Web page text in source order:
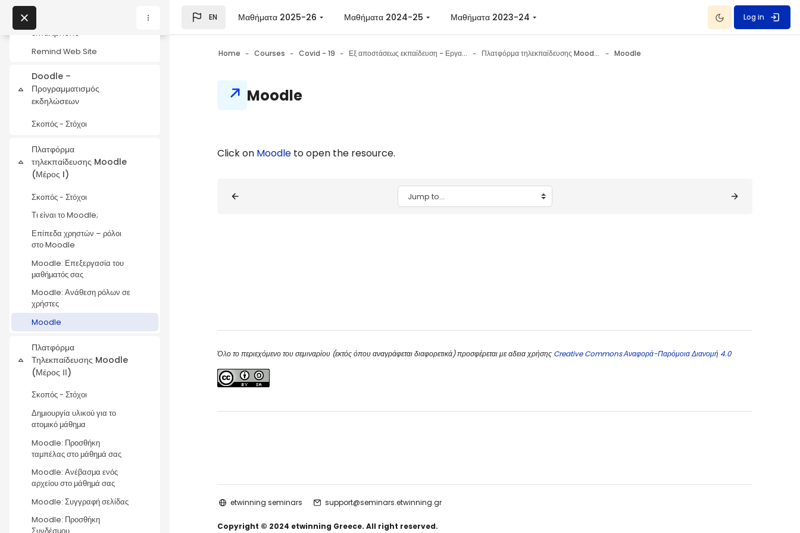
BlocksMy Courses
Blocks
Οδηγίες εγκατάστασης και
smartphone
Remind Web Site
Collapse
Doodle –
Προγραμματισμός
εκδηλώσεων
Σκοπός - Στόχοι
Collapse
Πλατφόρμα
τηλεκπαίδευσης Moodle
(Μέρος I)
Σκοπός - Στόχοι
Τι είναι το Moodle;
Επίπεδα χρηστών – ρόλοι
στο Moodle
Moodle: Επεξεργασία του
μαθήματός σας
Moodle: Ανάθεση ρόλων σε
χρήστες
Moodle
Collapse
Πλατφόρμα
Τηλεκπαίδευσης Moodle
(Μέρος ΙΙ)
Σκοπός - Στόχοι
Δημιουργία υλικού για το
ατομικό μάθημα
Moodle: Προσθήκη
ταμπέλας στο μάθημά σας
Moodle: Ανέβασμα ενός
αρχείου στο μάθημά σας
Moodle: Συγγραφή σελίδας
Moodle: Προσθήκη
EN Μαθήματα 2025-26 Μαθήματα 2024-25 Μαθήματα 2023-24 Dark Mode
Log in
Home Courses Covid - 19 Εξ αποστάσεως εκπαίδευση - Εργαλεία επικοινωνίας - Εργαλεία συνεργασίας - Συμβουλές Πλατφόρμα τηλεκπαίδευσης Moodle (Μέρος I) Moodle
BlocksMoodle
Blocks
Completion requirements
Click on Moodle to open the resource.
Blocks Jump to...
Όλο το περιεχόμενο του σεμιναρίου (εκτός όπου αναγράφεται διαφορετικά) προσφέρεται με αδεια χρήσης Creative Commons Αναφορά-Παρόμοια Διανομή 4.0
etwinning seminars support@seminars.etwinning.gr
Copyright © 2024 etwinning Greece. All right reserved.